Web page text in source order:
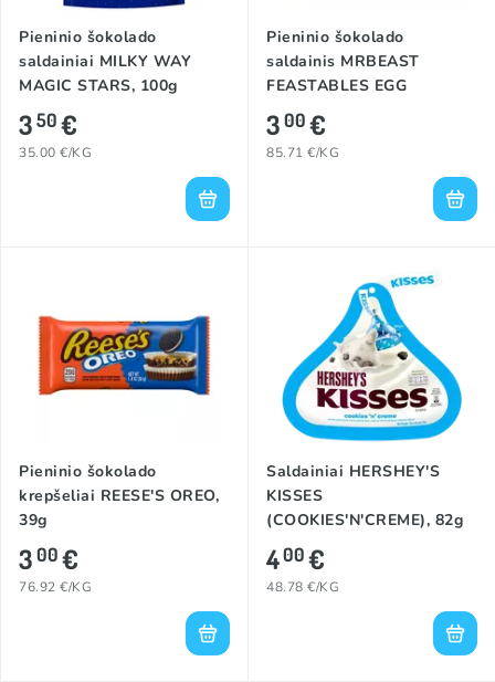
Pieninio šokolado
saldainiai MILKY WAY
MAGIC STARS, 100g
350€
35.00 €/KG
Pieninio šokolado
saldainis MRBEAST
FEASTABLES EGG
(CREAMY PEANUT
BUTTER), 35g
300€
85.71 €/KG
Pieninio šokolado
krepšeliai REESE'S OREO,
39g
300€
76.92 €/KG
Saldainiai HERSHEY'S
KISSES
(COOKIES'N'CREME), 82g
400€
48.78 €/KG